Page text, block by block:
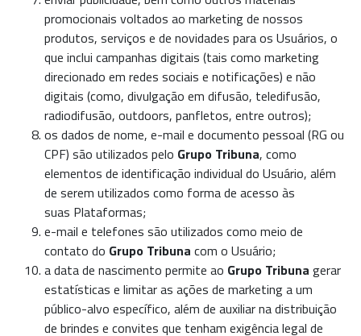
promocionais voltados ao marketing de nossos
produtos, serviços e de novidades para os Usuários, o
que inclui campanhas digitais (tais como marketing
direcionado em redes sociais e notificações) e não
digitais (como, divulgação em difusão, teledifusão,
radiodifusão, outdoors, panfletos, entre outros);
os dados de nome, e-mail e documento pessoal (RG ou
CPF) são utilizados pelo Grupo Tribuna, como
elementos de identificação individual do Usuário, além
de serem utilizados como forma de acesso às
suas Plataformas;
e-mail e telefones são utilizados como meio de
contato do Grupo Tribuna com o Usuário;
a data de nascimento permite ao Grupo Tribuna gerar
estatísticas e limitar as ações de marketing a um
público-alvo específico, além de auxiliar na distribuição
de brindes e convites que tenham exigência legal de